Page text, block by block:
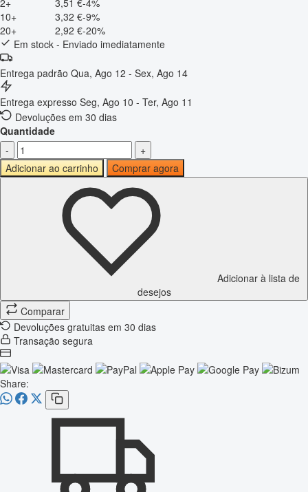
10+
3,32 €-9%
20+
2,92 €-20%
Em stock - Enviado imediatamente
Entrega padrão Qua, Ago 12 - Sex, Ago 14
Entrega expresso Seg, Ago 10 - Ter, Ago 11
Devoluções em 30 dias
Quantidade
-
+
Adicionar ao carrinho
Comprar agora
Adicionar à lista de
desejos
Comparar
Devoluções gratuitas em 30 dias
Transação segura
Share: